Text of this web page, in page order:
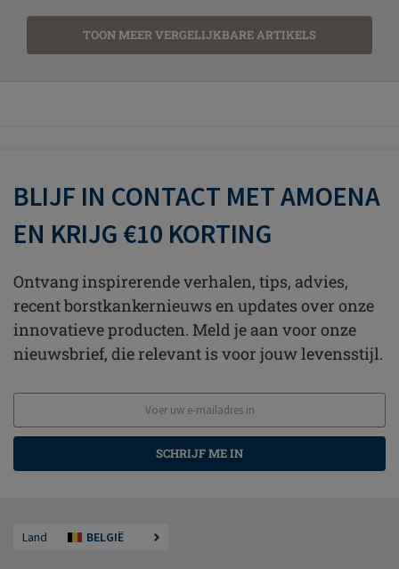
TOON MEER VERGELIJKBARE ARTIKELS
BLIJF IN CONTACT MET AMOENA
EN KRIJG €10 KORTING
Ontvang inspirerende verhalen, tips, advies,
recent borstkankernieuws en updates over onze
innovatieve producten. Meld je aan voor onze
nieuwsbrief, die relevant is voor jouw levensstijl.
SCHRIJF ME IN
Land BELGIË